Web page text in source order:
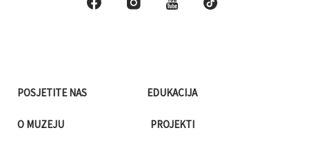
POSJETITE NAS
O MUZEJU
EDUKACIJA
PROJEKTI